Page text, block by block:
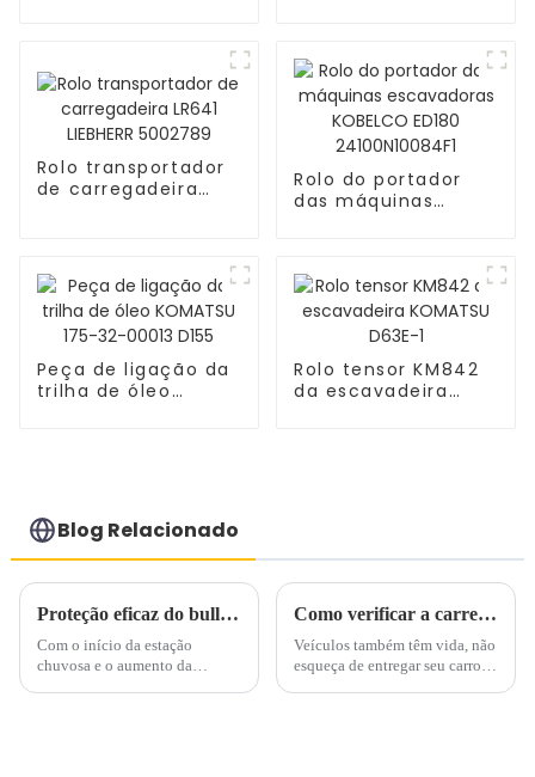
Rolo transportador
de carregadeira
Rolo do portador
das máquinas
Peça de ligação da
trilha de óleo
Rolo tensor KM842
da escavadeira
Blog Relacionado
Proteção eficaz do bulldozer em ambientes de alta umidade
Com o início da estação
chuvosa e o aumento da
Como verificar a carregadeira/escavadeira em ambiente de alta temperatura?
Veículos também têm vida, não
esqueça de entregar seu carro